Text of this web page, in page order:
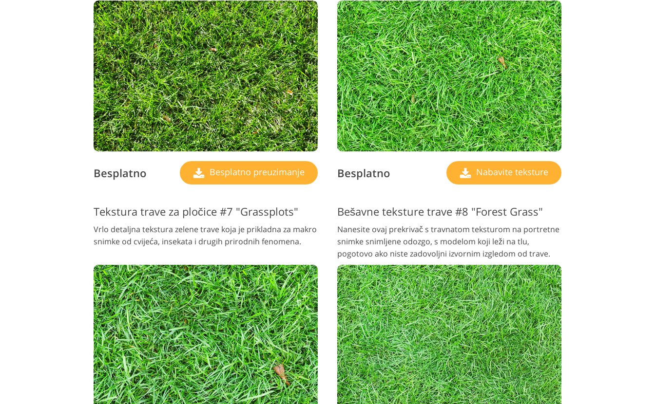
Besplatno Besplatno preuzimanje Besplatno Nabavite teksture
Tekstura trave za pločice #7 "Grassplots"
Vrlo detaljna tekstura zelene trave koja je prikladna za makro
snimke od cvijeća, insekata i drugih prirodnih fenomena.
Bešavne teksture trave #8 "Forest Grass"
Nanesite ovaj prekrivač s travnatom teksturom na portretne
snimke snimljene odozgo, s modelom koji leži na tlu,
pogotovo ako niste zadovoljni izvornim izgledom od trave.